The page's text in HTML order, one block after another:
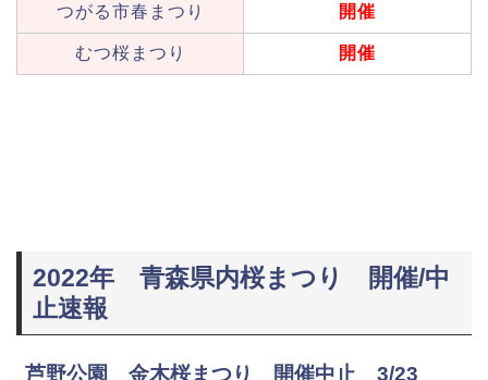
つがる市春まつり 開催
むつ桜まつり 開催
2022年 青森県内桜まつり 開催/中
止速報
芦野公園 金木桜まつり 開催中止 3/23